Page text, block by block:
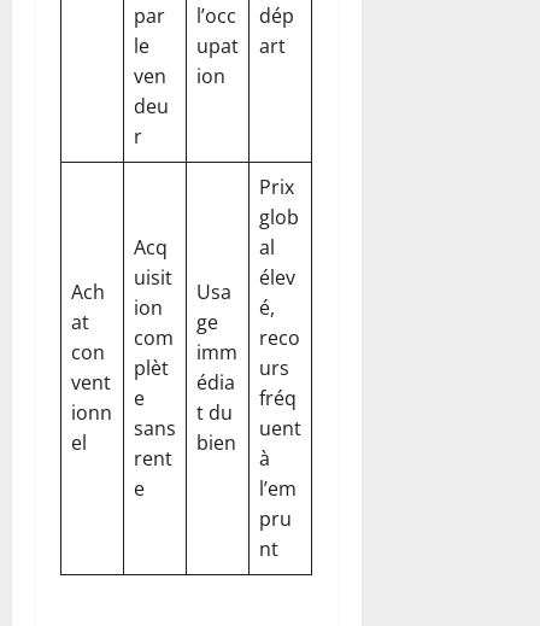
par
le
ven
deu
r
l’occ
upat
ion
dép
art
Ach
at
con
vent
ionn
el
Acq
uisit
ion
com
plèt
e
sans
rent
e
Usa
ge
imm
édia
t du
bien
Prix
glob
al
élev
é,
reco
urs
fréq
uent
à
l’em
pru
nt